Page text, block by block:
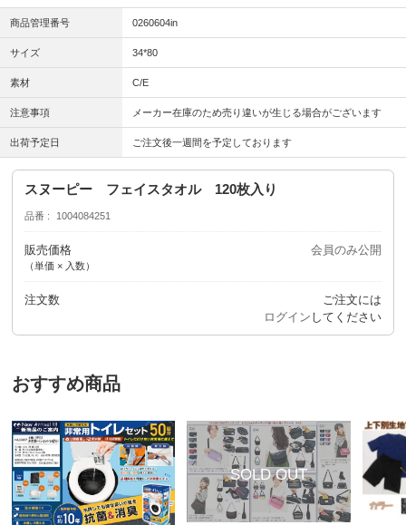
商品管理番号 0260604in
サイズ 34*80
素材 C/E
注意事項 メーカー在庫のため売り違いが生じる場合がございます
出荷予定日 ご注文後一週間を予定しております
スヌーピー フェイスタオル 120枚入り
品番 1004084251
販売価格
（単価 × 入数）
会員のみ公開
注文数
ご注文には
ログイン してください
おすすめ商品